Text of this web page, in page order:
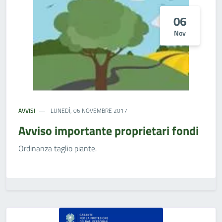
06
Nov
AVVISI LUNEDÌ, 06 NOVEMBRE 2017
Avviso importante proprietari fondi
Ordinanza taglio piante.